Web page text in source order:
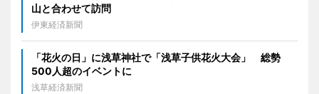
山と合わせて訪問
伊東経済新聞
「花火の日」に浅草神社で「浅草子供花火大会」 総勢
500人超のイベントに
浅草経済新聞